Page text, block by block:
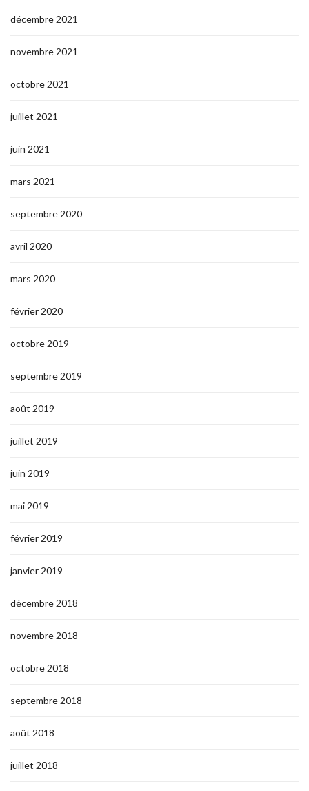
décembre 2021
novembre 2021
octobre 2021
juillet 2021
juin 2021
mars 2021
septembre 2020
avril 2020
mars 2020
février 2020
octobre 2019
septembre 2019
août 2019
juillet 2019
juin 2019
mai 2019
février 2019
janvier 2019
décembre 2018
novembre 2018
octobre 2018
septembre 2018
août 2018
juillet 2018